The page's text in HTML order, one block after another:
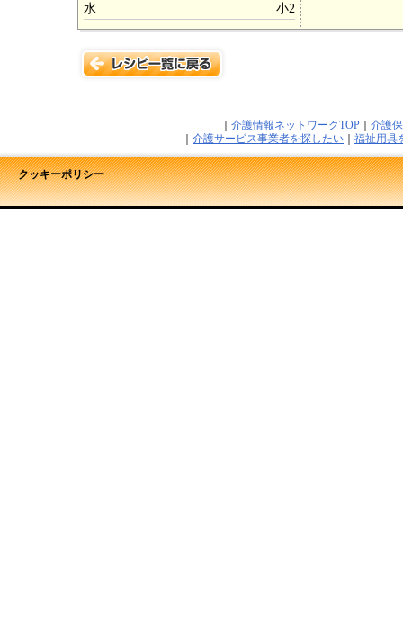
水
小2
介護情報ネットワークTOP｜ 介護
介護サービス事業者を探したい 福祉用具
クッキーポリシー